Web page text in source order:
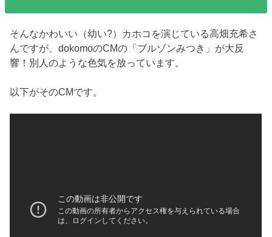
そんなかわいい（幼い?）カホコを演じている高畑充希さ
んですが、dokomoのCMの「ブルゾンみつき」が大反
響！別人のような色気を放っています。
以下がそのCMです。